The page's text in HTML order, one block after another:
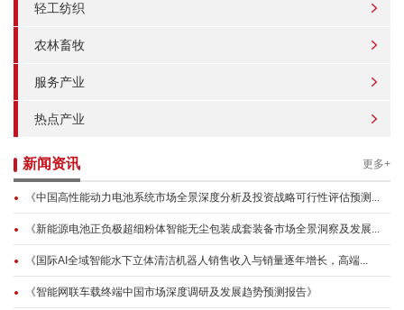
轻工纺织
农林畜牧
服务产业
热点产业
新闻资讯 更多+
《中国高性能动力电池系统市场全景深度分析及投资战略可行性评估预测...
《新能源电池正负极超细粉体智能无尘包装成套装备市场全景洞察及发展...
《国际AI全域智能水下立体清洁机器人销售收入与销量逐年增长，高端...
《智能网联车载终端中国市场深度调研及发展趋势预测报告》